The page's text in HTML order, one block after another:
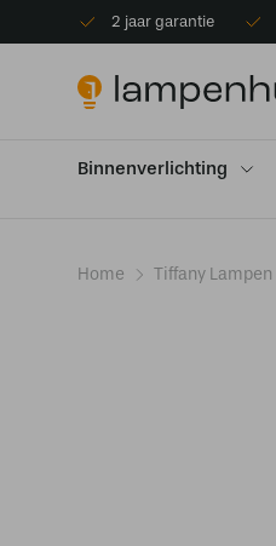
2 jaar garantie
Binnenverlichting
Home Tiffany Lampen